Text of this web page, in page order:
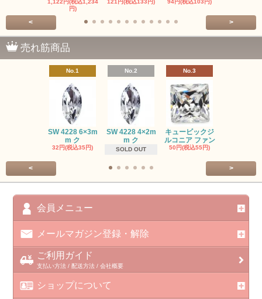
円)
< >
売れ筋商品
No.1
SW 4228 6×3m
m ク
32円(税込35円)
No.2
SW 4228 4×2m
m ク
SOLD OUT
No.3
キュービックジ
ルコニア ファン
50円(税込55円)
< >
会員メニュー
メールマガジン登録・解除
ご利用ガイド
支払い方法 / 配送方法 / 会社概要
ショップについて